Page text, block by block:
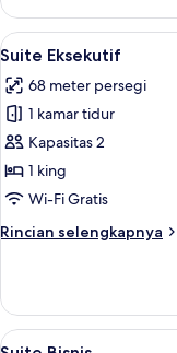
Kamar
Eksekutif
Lihat
semua
foto
untuk
Suite
Eksekutif
8
Suite Eksekutif
68 meter persegi
1 kamar tidur
Kapasitas 2
1 king
Wi-Fi Gratis
Rincian selengkapnya
Rincian
Suite
Eksekutif
Lihat
5